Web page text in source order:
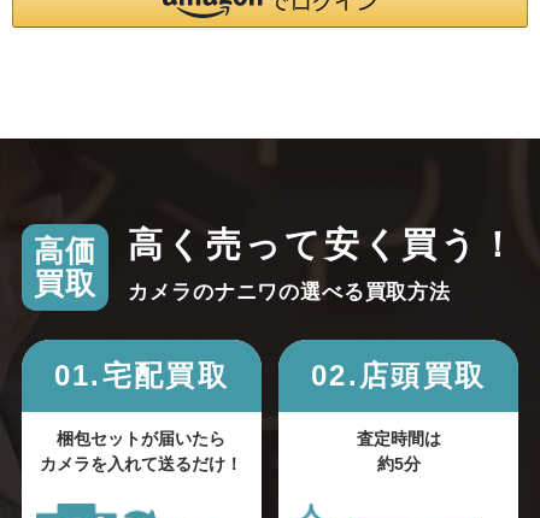
高価
買取
高く売って安く買う！
カメラのナニワの選べる買取方法
01.宅配買取
梱包セットが届いたら
カメラを入れて送るだけ！
02.店頭買取
査定時間は
約5分